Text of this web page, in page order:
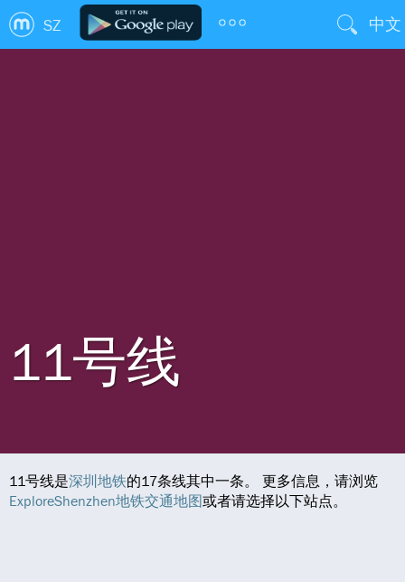
SZ 中文
11号线
11号线是深圳地铁的17条线其中一条。 更多信息，请浏览
ExploreShenzhen地铁交通地图或者请选择以下站点。